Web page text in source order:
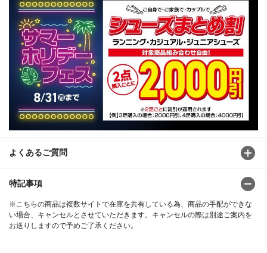
よくあるご質問
特記事項
※こちらの商品は複数サイトで在庫を共有している為、商品の手配ができな
い場合、キャンセルとさせていただきます。キャンセルの際は別途ご案内を
お送りしますので予めご了承ください。